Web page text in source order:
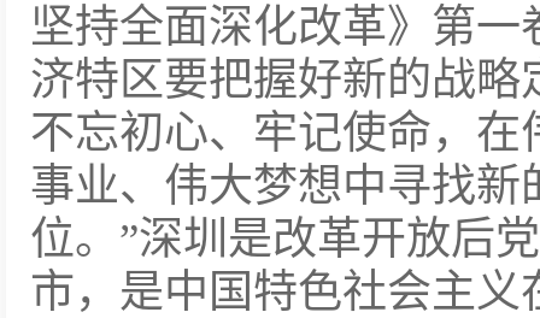
坚持全面深化改革》第
济特区要把握好新的战略
不忘初心、牢记使命，
事业、伟大梦想中寻找
位。”深圳是改革开放后
市，是中国特色社会主